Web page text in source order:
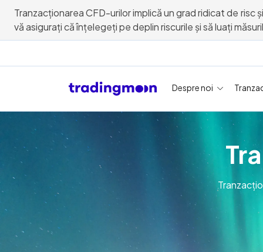
Tranzacționarea CFD-urilor implică un grad ridicat de
vă asigurați că înțelegeți pe deplin riscurile și să luați
Despre noi